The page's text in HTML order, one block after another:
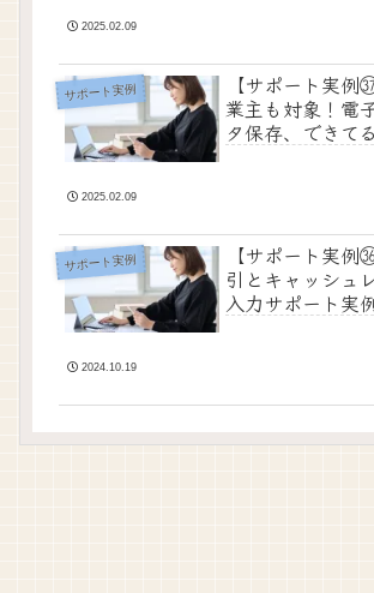
2025.02.09
サポート実例
【サポート実例
業主も対象！電
タ保存、できて
2025.02.09
サポート実例
【サポート実例
引とキャッシュ
入力サポート実
2024.10.19